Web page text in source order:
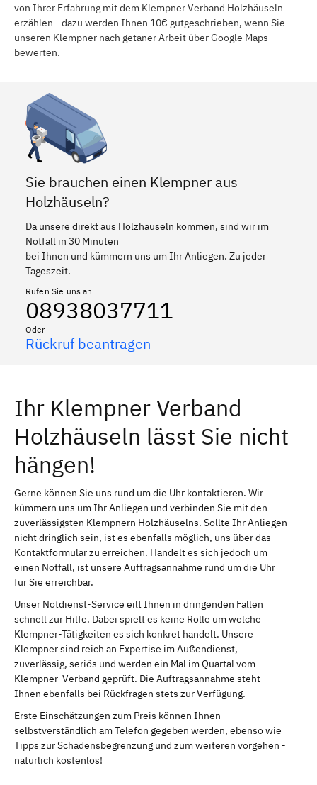
von Ihrer Erfahrung mit dem Klempner Verband Holzhäuseln
erzählen - dazu werden Ihnen 10€ gutgeschrieben, wenn Sie
unseren Klempner nach getaner Arbeit über Google Maps
bewerten.
Sie brauchen einen Klempner aus
Holzhäuseln?
Da unsere direkt aus Holzhäuseln kommen, sind wir im
Notfall in 30 Minuten
bei Ihnen und kümmern uns um Ihr Anliegen. Zu jeder
Tageszeit.
Rufen Sie uns an
08938037711
Oder
Rückruf beantragen
Ihr Klempner Verband
Holzhäuseln lässt Sie nicht
hängen!
Gerne können Sie uns rund um die Uhr kontaktieren. Wir
kümmern uns um Ihr Anliegen und verbinden Sie mit den
zuverlässigsten Klempnern Holzhäuselns. Sollte Ihr Anliegen
nicht dringlich sein, ist es ebenfalls möglich, uns über das
Kontaktformular zu erreichen. Handelt es sich jedoch um
einen Notfall, ist unsere Auftragsannahme rund um die Uhr
für Sie erreichbar.
Unser Notdienst-Service eilt Ihnen in dringenden Fällen
schnell zur Hilfe. Dabei spielt es keine Rolle um welche
Klempner-Tätigkeiten es sich konkret handelt. Unsere
Klempner sind reich an Expertise im Außendienst,
zuverlässig, seriös und werden ein Mal im Quartal vom
Klempner-Verband geprüft. Die Auftragsannahme steht
Ihnen ebenfalls bei Rückfragen stets zur Verfügung.
Erste Einschätzungen zum Preis können Ihnen
selbstverständlich am Telefon gegeben werden, ebenso wie
Tipps zur Schadensbegrenzung und zum weiteren vorgehen -
natürlich kostenlos!